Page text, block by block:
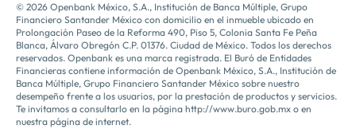
© 2026 Openbank México, S.A., Institución de Banca Múltiple, Grupo
Financiero Santander México con domicilio en el inmueble ubicado en
Prolongación Paseo de la Reforma 490, Piso 5, Colonia Santa Fe Peña
Blanca, Álvaro Obregón C.P. 01376. Ciudad de México. Todos los derechos
reservados. Openbank es una marca registrada. El Buró de Entidades
Financieras contiene información de Openbank México, S.A., Institución de
Banca Múltiple, Grupo Financiero Santander México sobre nuestro
desempeño frente a los usuarios, por la prestación de productos y servicios.
Te invitamos a consultarlo en la página http://www.buro.gob.mx o en
nuestra página de internet.